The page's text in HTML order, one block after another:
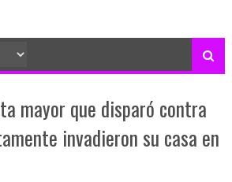
mayor que disparó contra
invadieron su casa en